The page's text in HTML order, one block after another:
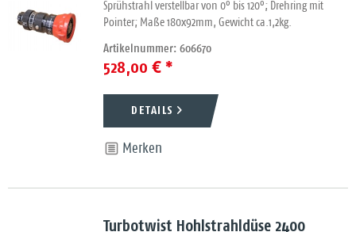
Sprühstrahl verstellbar von 0° bis 120°; Drehring mit
Pointer; Maße 180x92mm, Gewicht ca.1,2kg.
Artikelnummer: 606670
528,00 € *
DETAILS
Merken
Turbotwist Hohlstrahldüse 2400